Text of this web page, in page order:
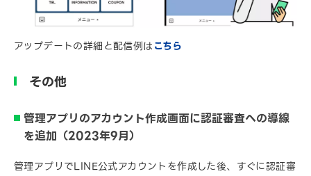
アップデートの詳細と配信例はこちら
その他
管理アプリのアカウント作成画面に認証審査への導線
を追加（2023年9月）
管理アプリでLINE公式アカウントを作成した後、すぐに認証審